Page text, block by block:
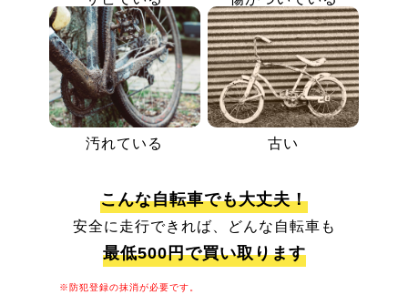
汚れている 古い
こんな自転車でも大丈夫！
安全に走行できれば、どんな自転車も
最低500円で買い取ります
※防犯登録の抹消が必要です。